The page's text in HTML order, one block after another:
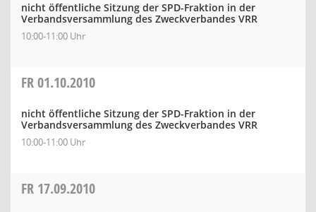
nicht öffentliche Sitzung der SPD-Fraktion in der
Verbandsversammlung des Zweckverbandes VRR
10:00-11:00 Uhr
FR01.10.2010
nicht öffentliche Sitzung der SPD-Fraktion in der
Verbandsversammlung des Zweckverbandes VRR
10:00-11:00 Uhr
FR 17.09.2010